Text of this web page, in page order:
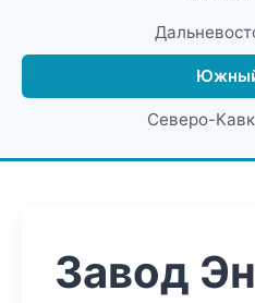
Северо-
Завод